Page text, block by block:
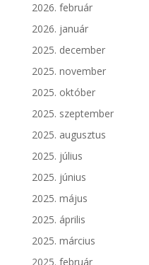
2026. február
2026. január
2025. december
2025. november
2025. október
2025. szeptember
2025. augusztus
2025. július
2025. június
2025. május
2025. április
2025. március
2025. február